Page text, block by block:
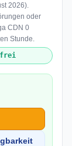
2026).
oder
CDN 0
Stunde.